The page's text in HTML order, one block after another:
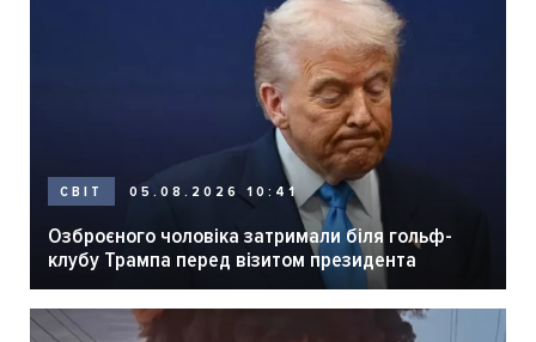
СВІТ 05.08.2026 10:41
Озброєного чоловіка затримали біля гольф-
клубу Трампа перед візитом президента